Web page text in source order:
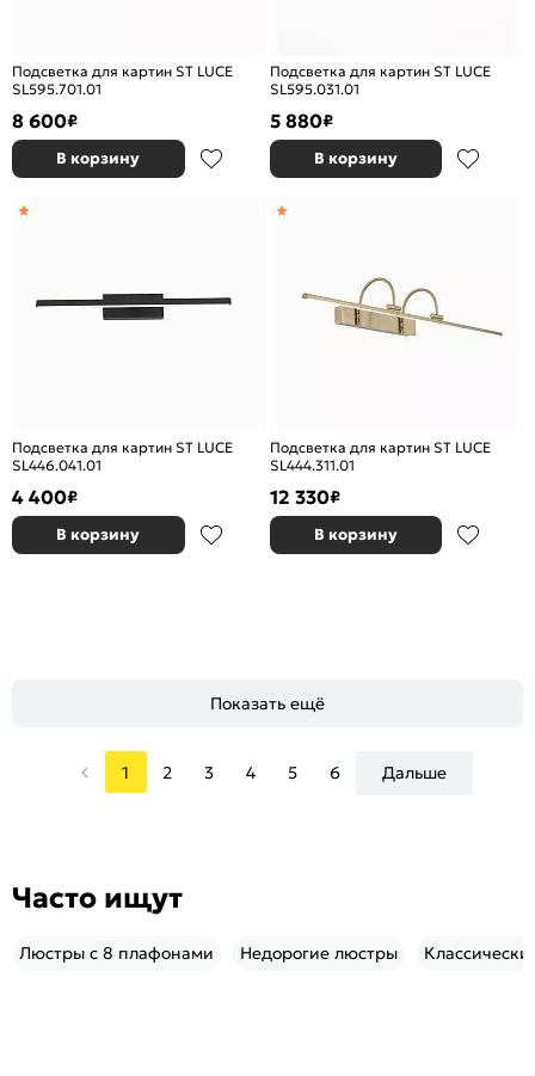
Подсветка для картин ST LUCE
SL595.701.01
8 600₽
В корзину
Подсветка для картин ST LUCE
SL595.031.01
5 880₽
В корзину
Подсветка для картин ST LUCE
SL446.041.01
4 400₽
В корзину
Подсветка для картин ST LUCE
SL444.311.01
12 330₽
В корзину
Показать ещё
1 2 3 4 5 6 Дальше
Часто ищут
Люстры с 8 плафонами Недорогие люстры